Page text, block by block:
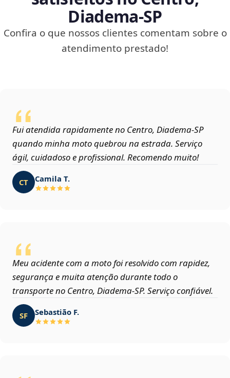
Diadema‑SP
Confira o que nossos clientes comentam sobre o
atendimento prestado!
Fui atendida rapidamente no Centro, Diadema‑SP
quando minha moto quebrou na estrada. Serviço
ágil, cuidadoso e profissional. Recomendo muito!
CT Camila T.
Meu acidente com a moto foi resolvido com rapidez,
segurança e muita atenção durante todo o
transporte no Centro, Diadema‑SP. Serviço confiável.
SF Sebastião F.